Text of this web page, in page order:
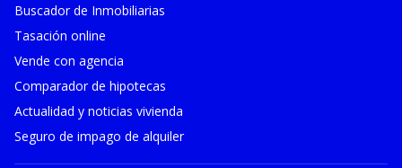
Buscador de Inmobiliarias
Tasación online
Vende con agencia
Comparador de hipotecas
Actualidad y noticias vivienda
Seguro de impago de alquiler